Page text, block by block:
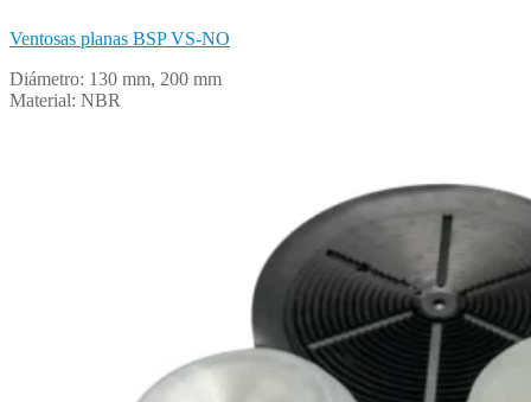
Ventosas planas BSP VS-NO
Diámetro: 130 mm, 200 mm
Material: NBR